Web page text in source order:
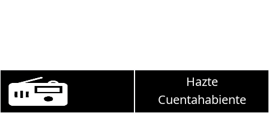
Martha Debayle en W, lunes a viernes de 10 a
Hazte
Cuentahabiente